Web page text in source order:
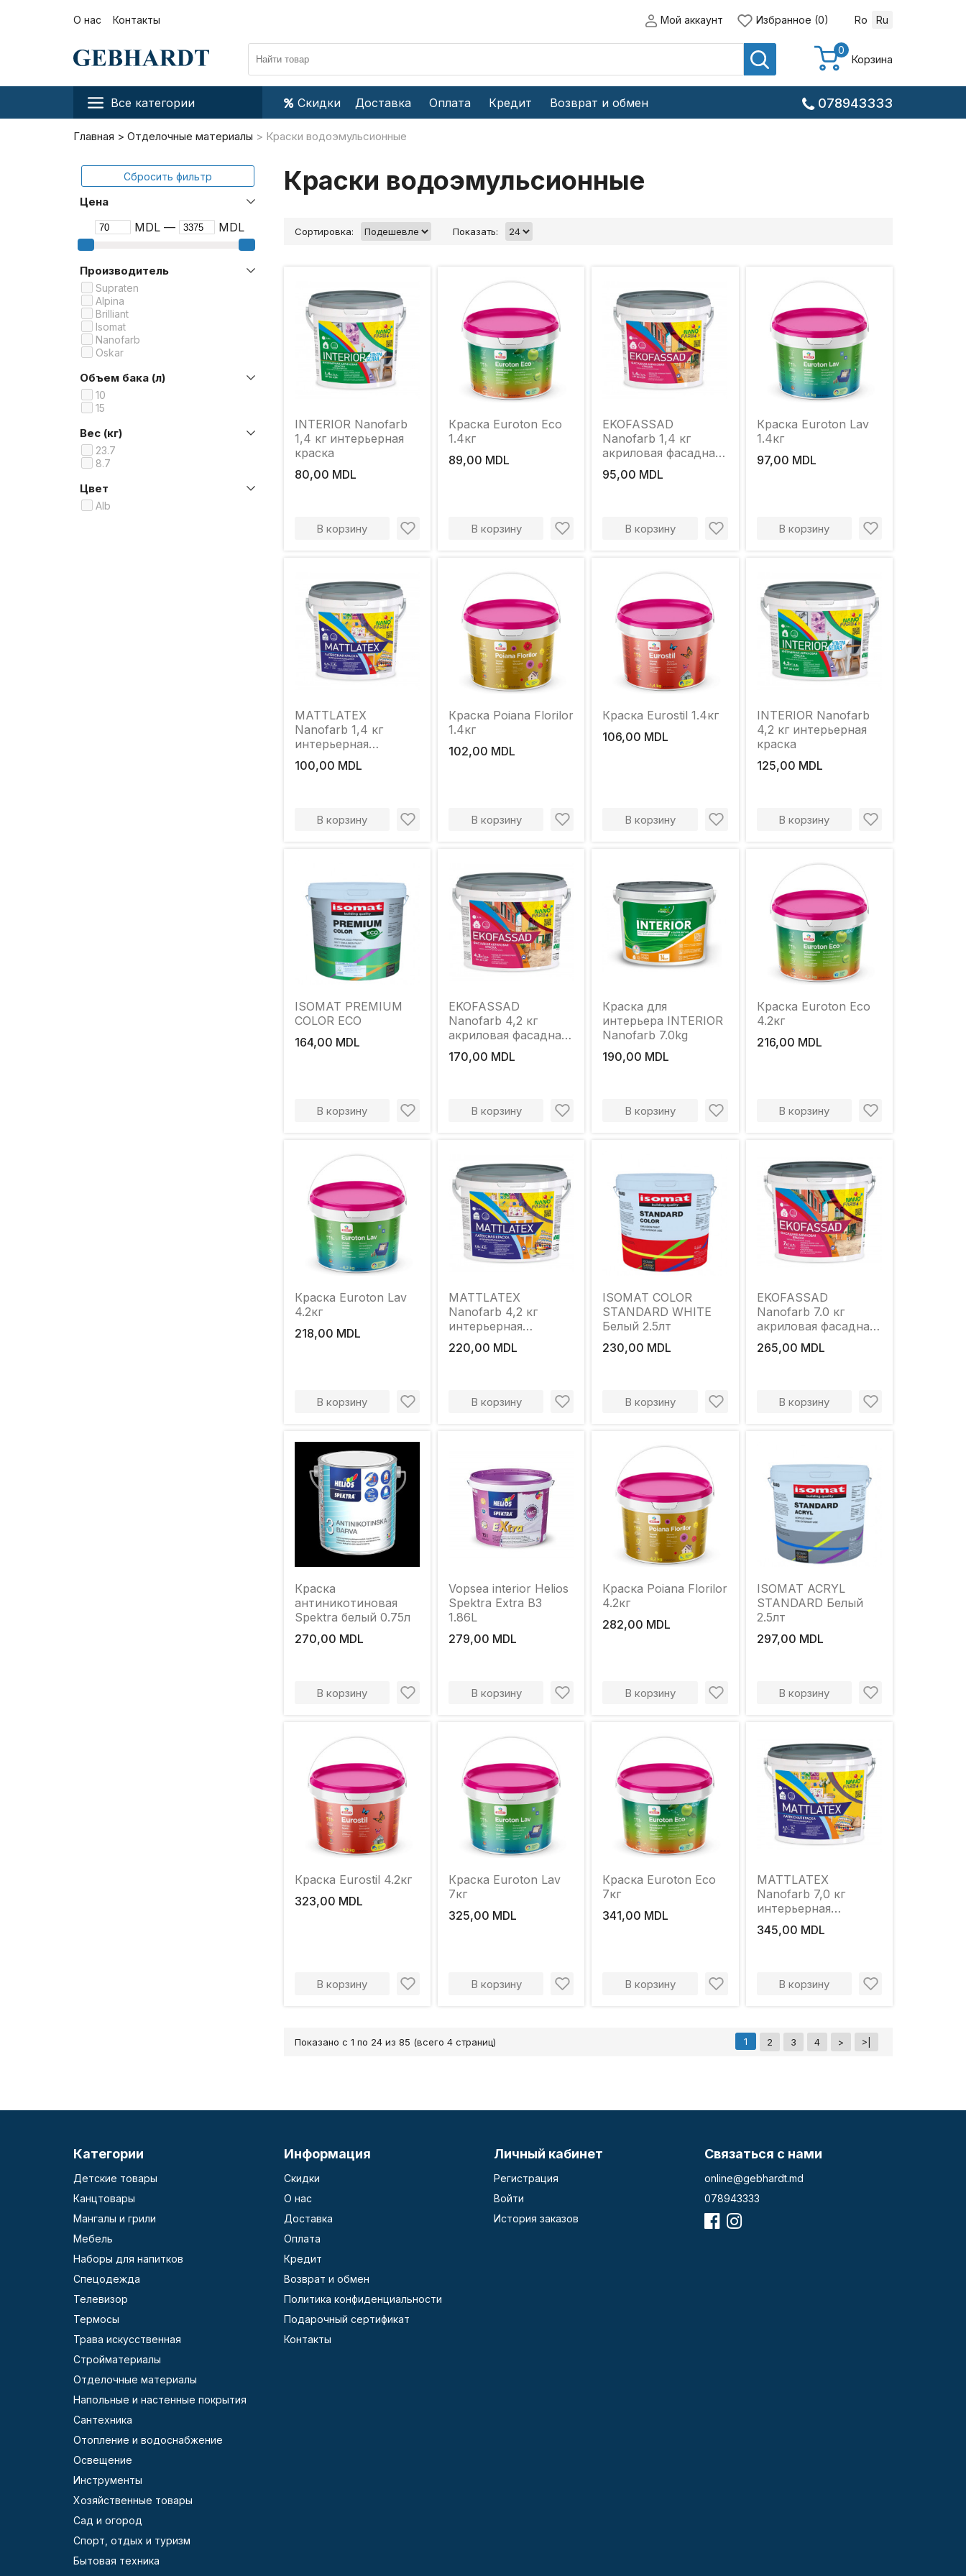
О нас Контакты Мой аккаунт Избранное (0) Ro Ru
0
Корзина
Все категории Скидки Доставка Оплата Кредит Возврат и обмен 078943333
Главная Отделочные материалы Краски водоэмульсионные
Сбросить фильтр
Цена
MDL — MDL
Производитель
Supraten
Alpina
Brilliant
Isomat
Nanofarb
Oskar
Объем бака (л)
10
15
Вес (кг)
23.7
8.7
Цвет
Alb
Краски водоэмульсионные
Сортировка: Показать:
INTERIOR Nanofarb
1,4 кг интерьерная
краска
80,00 MDL
В корзину
Краска Euroton Eco
1.4кг
89,00 MDL
В корзину
EKOFASSAD
Nanofarb 1,4 кг
акриловая фасадная
краска
95,00 MDL
В корзину
Краска Euroton Lav
1.4кг
97,00 MDL
В корзину
MATTLATEX
Nanofarb 1,4 кг
интерьерная
моющаяся краска
100,00 MDL
В корзину
Краска Poiana Florilor
1.4кг
102,00 MDL
В корзину
Краска Eurostil 1.4кг
106,00 MDL
В корзину
INTERIOR Nanofarb
4,2 кг интерьерная
краска
125,00 MDL
В корзину
ISOMAT PREMIUM
COLOR ECO
164,00 MDL
В корзину
EKOFASSAD
Nanofarb 4,2 кг
акриловая фасадная
краска
170,00 MDL
В корзину
Краска для
интерьера INTERIOR
Nanofarb 7.0kg
190,00 MDL
В корзину
Краска Euroton Eco
4.2кг
216,00 MDL
В корзину
Краска Euroton Lav
4.2кг
218,00 MDL
В корзину
MATTLATEX
Nanofarb 4,2 кг
интерьерная
моющаяся краска
220,00 MDL
В корзину
ISOMAT COLOR
STANDARD WHITE
Белый 2.5лт
230,00 MDL
В корзину
EKOFASSAD
Nanofarb 7.0 кг
акриловая фасадная
краска
265,00 MDL
В корзину
Краска
антиникотиновая
Spektra белый 0.75л
270,00 MDL
В корзину
Vopsea interior Helios
Spektra Extra B3
1.86L
279,00 MDL
В корзину
Краска Poiana Florilor
4.2кг
282,00 MDL
В корзину
ISOMAT ACRYL
STANDARD Белый
2.5лт
297,00 MDL
В корзину
Краска Eurostil 4.2кг
323,00 MDL
В корзину
Краска Euroton Lav
7кг
325,00 MDL
В корзину
Краска Euroton Eco
7кг
341,00 MDL
В корзину
MATTLATEX
Nanofarb 7,0 кг
интерьерная
моющаяся краска
345,00 MDL
В корзину
Показано с 1 по 24 из 85 (всего 4 страниц) 1 2 3 4 > >|
Категории
Детские товары
Канцтовары
Мангалы и грили
Мебель
Наборы для напитков
Спецодежда
Телевизор
Термосы
Трава искусственная
Стройматериалы
Отделочные материалы
Напольные и настенные покрытия
Сантехника
Отопление и водоснабжение
Освещение
Инструменты
Хозяйственные товары
Сад и огород
Спорт, отдых и туризм
Бытовая техника
Информация
Скидки
О нас
Доставка
Оплата
Кредит
Возврат и обмен
Политика конфиденциальности
Подарочный сертификат
Контакты
Личный кабинет
Регистрация
Войти
История заказов
Связаться с нами
online@gebhardt.md
078943333